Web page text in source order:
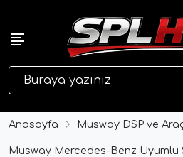
Anasayfa Musway DSP ve
Musway Mercedes-Benz Uyumlu